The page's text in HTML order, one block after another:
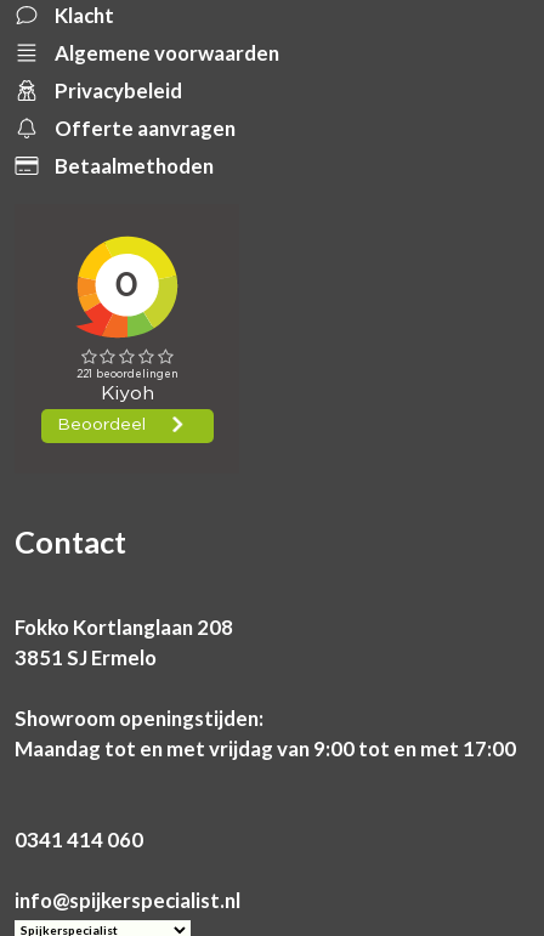
Klacht
Algemene voorwaarden
Privacybeleid
Offerte aanvragen
Betaalmethoden
Contact
Fokko Kortlanglaan 208
3851 SJ Ermelo
Showroom openingstijden:
Maandag tot en met vrijdag van 9:00 tot en met 17:00
0341 414 060
info@spijkerspecialist.nl